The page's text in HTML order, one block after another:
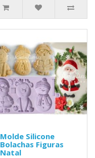
Molde Silicone
Bolachas Figuras
Natal